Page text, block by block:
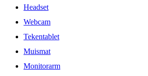
Headset
Webcam
Tekentablet
Muismat
Monitorarm